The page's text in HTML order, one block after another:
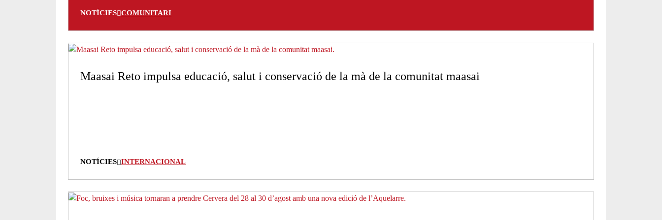
NOTÍCIES COMUNITARI
Maasai Reto impulsa educació, salut i conservació de la mà de la comunitat maasai
NOTÍCIES INTERNACIONAL